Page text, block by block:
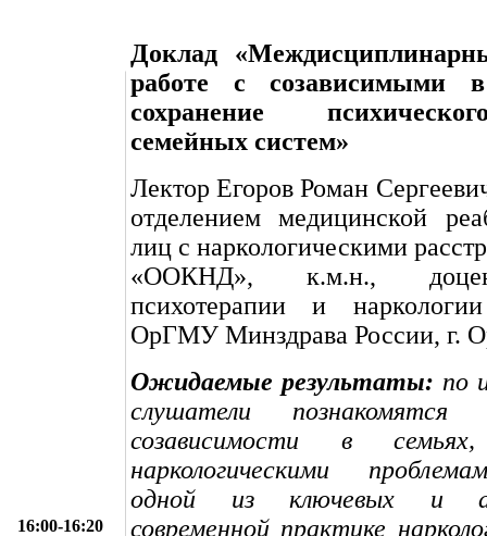
16:00-16:20
Доклад
работе с созависимыми
сохранение
семейных систем»
Лектор Егоров Роман
отделением медицинской
лиц с наркологическими
«ООКНД», к.м.н.,
психотерапии и
ОрГМУ Минздрава России, г.
Ожидаемые результаты: по
слушатели
созависимости в
наркологическими
одной из ключевых и
современной практике